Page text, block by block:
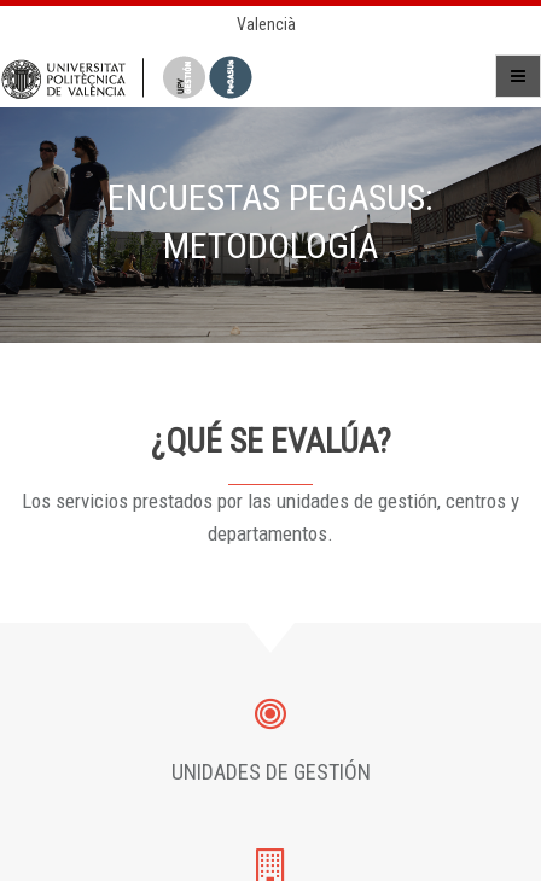
Valencià
ENCUESTAS PEGASUS:
METODOLOGÍA
¿QUÉ SE EVALÚA?
Los servicios prestados por las unidades de gestión, centros y
departamentos.
UNIDADES DE GESTIÓN